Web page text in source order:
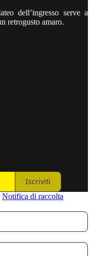
dell’ingresso serve a
retrogusto amaro.
Iscriviti
Notifica di raccolta